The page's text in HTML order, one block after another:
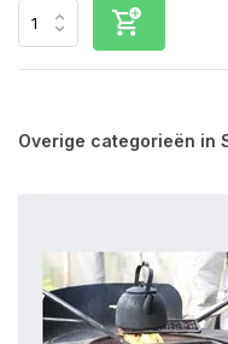
Overige categorieën in